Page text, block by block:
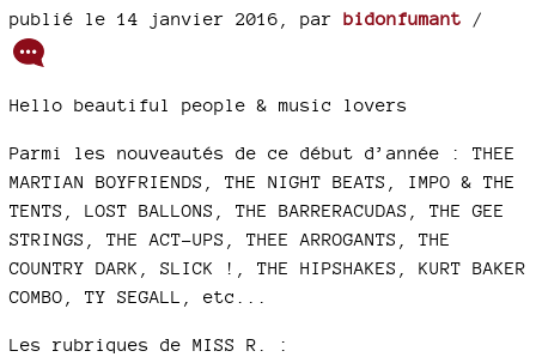
publié le 14 janvier 2016 par bidonfumant /
Hello beautiful people & music lovers
Parmi les nouveautés de ce début d’année : THEE
MARTIAN BOYFRIENDS, THE NIGHT BEATS, IMPO & THE
TENTS, LOST BALLONS, THE BARRERACUDAS, THE GEE
STRINGS, THE ACT-UPS, THEE ARROGANTS, THE
COUNTRY DARK, SLICK !, THE HIPSHAKES, KURT BAKER
COMBO, TY SEGALL, etc...
Les rubriques de MISS R. :